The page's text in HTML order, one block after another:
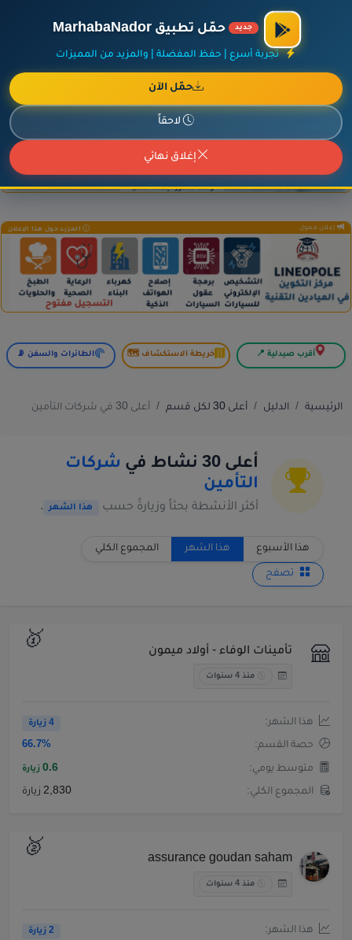
أضف نشاطك مجاناً
جديد حمّل تطبيق MarhabaNador
تجربة أسرع | حفظ المفضلة | والمزيد من المميزات
حمّل الآن
لاحقاً
إغلاق نهائي
إعلان ممول المزيد حول هذا الإعلان
إعلان ممول المزيد حول هذا الإعلان
أقرب صيدلية 📍 خريطة الاستكشاف 🗺️ الطائرات والسفن 📡
الرئيسية الدليل أعلى 30 لكل قسم أعلى 30 في شركات التأمين
أعلى 30 نشاط في
شركات
التأمين
أكثر الأنشطة بحثاً وزيارةً حسب هذا الشهر .
هذا الأسبوع هذا الشهر المجموع الكلي
تصفح
🥇 تأمينات الوفاء - أولاد ميمون
منذ 4 سنوات
هذا الشهر: 4 زيارة
حصة القسم: 66.7%
متوسط يومي: 0.6 زيارة
المجموع الكلي: 2,830 زيارة
🥈 assurance goudan saham
منذ 4 سنوات
هذا الشهر: 2 زيارة